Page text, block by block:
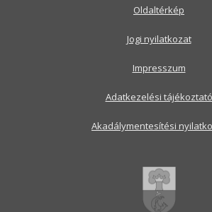
Oldaltérkép
Jogi nyilatkozat
Impresszum
Adatkezelési tájékoztató
Akadálymentesítési